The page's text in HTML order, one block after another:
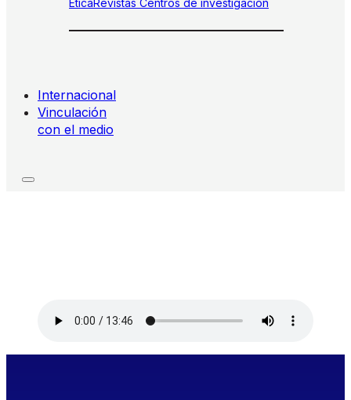
Internacional
Vinculación
con el medio